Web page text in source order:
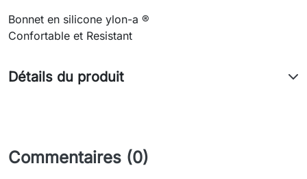
Bonnet en silicone ylon-a ®
Confortable et Resistant
Détails du produit
Commentaires (0)